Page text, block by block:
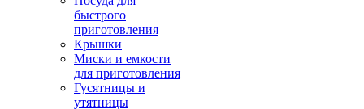
быстрого
приготовления
Крышки
Миски и емкости
для приготовления
Гусятницы и
утятницы